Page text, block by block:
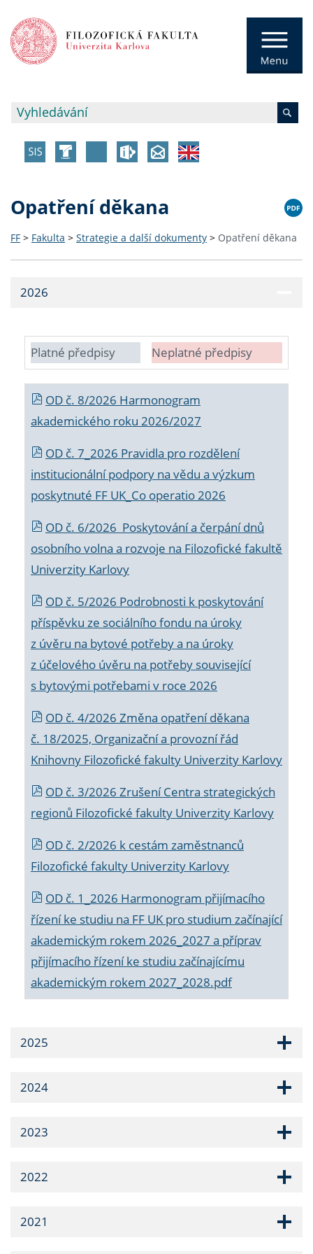
Opatření děkana
FF > Fakulta > Strategie a další dokumenty > Opatření děkana
2026
Platné předpisy Neplatné předpisy
OD č. 8/2026 Harmonogram
akademického roku 2026/2027
OD č. 7_2026 Pravidla pro rozdělení
institucionální podpory na vědu a výzkum
poskytnuté FF UK_Co operatio 2026
OD č. 6/2026 Poskytování a čerpání dnů
osobního volna a rozvoje na Filozofické fakultě
Univerzity Karlovy
OD č. 5/2026 Podrobnosti k poskytování
příspěvku ze sociálního fondu na úroky
z úvěru na bytové potřeby a na úroky
z účelového úvěru na potřeby související
s bytovými potřebami v roce 2026
OD č. 4/2026 Změna opatření děkana
č. 18/2025, Organizační a provozní řád
Knihovny Filozofické fakulty Univerzity Karlovy
OD č. 3/2026 Zrušení Centra strategických
regionů Filozofické fakulty Univerzity Karlovy
OD č. 2/2026 k cestám zaměstnanců
Filozofické fakulty Univerzity Karlovy
OD č. 1_2026 Harmonogram přijímacího
řízení ke studiu na FF UK pro studium začínající
akademickým rokem 2026_2027 a příprav
přijímacího řízení ke studiu začínajícímu
akademickým rokem 2027_2028.pdf
2025
2024
2023
2022
2021